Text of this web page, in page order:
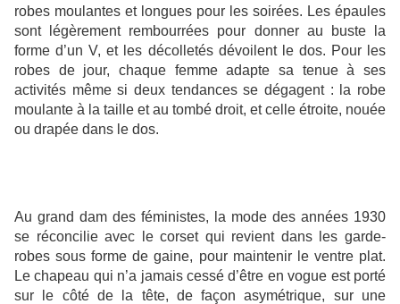
robes moulantes et longues pour les soirées. Les épaules
sont légèrement rembourrées pour donner au buste la
forme d’un V, et les décolletés dévoilent le dos. Pour les
robes de jour, chaque femme adapte sa tenue à ses
activités même si deux tendances se dégagent : la robe
moulante à la taille et au tombé droit, et celle étroite, nouée
ou drapée dans le dos.
Au grand dam des féministes, la mode des années 1930
se réconcilie avec le corset qui revient dans les garde-
robes sous forme de gaine, pour maintenir le ventre plat.
Le chapeau qui n’a jamais cessé d’être en vogue est porté
sur le côté de la tête, de façon asymétrique, sur une